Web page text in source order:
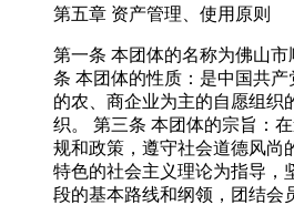
第五章 资产管理、使用原则
第一条 本团体的名称为佛山
条 本团体的性质：是中国共
的农、商企业为主的自愿组织
织。 第三条 本团体的宗旨：
规和政策，遵守社会道德风尚
特色的社会主义理论为指导，
段的基本路线和纲领，团结会